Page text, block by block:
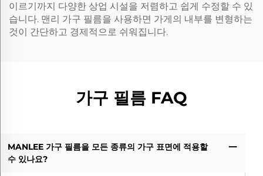
이르기까지 다양한 상업 시설을 저렴하고 쉽게 수정할 수 있
습니다. 맨리 가구 필름을 사용하면 가게의 내부를 변형하는
것이 간단하고 경제적으로 쉬워집니다.
가구 필름 FAQ
MANLEE 가구 필름을 모든 종류의 가구 표면에 적용할
수 있나요?